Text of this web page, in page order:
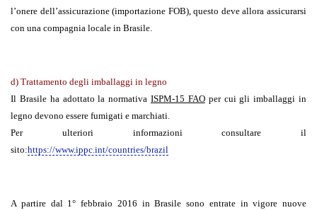
l’onere dell’assicurazione (importazione FOB), questo deve allora assicurarsi
con una compagnia locale in Brasile.
d) Trattamento degli imballaggi in legno
Il Brasile ha adottato la normativa ISPM-15 FAOper cui gli imballaggi in
legno devono essere fumigati e marchiati.
Per ulteriori informazioni consultare il
sito:https://www.ippc.int/countries/brazil
A partire dal 1° febbraio 2016 in Brasile sono entrate in vigore nuove